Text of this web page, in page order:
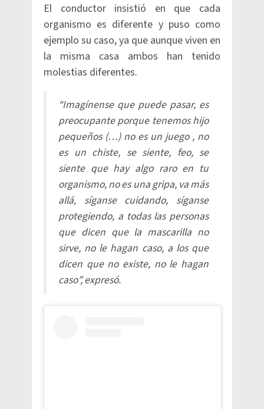
El conductor insistió en que cada
organismo es diferente y puso como
ejemplo su caso, ya que aunque viven en
la misma casa ambos han tenido
molestias diferentes.
“Imagínense que puede pasar, es
preocupante porque tenemos hijo
pequeños (…) no es un juego , no
es un chiste, se siente, feo, se
siente que hay algo raro en tu
organismo, no es una gripa, va más
allá, síganse cuidando, síganse
protegiendo, a todas las personas
que dicen que la mascarilla no
sirve, no le hagan caso, a los que
dicen que no existe, no le hagan
caso”, expresó.